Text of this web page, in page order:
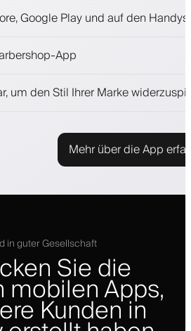
mit einem Treueprogramm
Google Play und auf den
App
um den Stil Ihrer Marke
Mehr über die App
in guter Gesellschaft
Sie die
mobilen Apps,
Kunden in